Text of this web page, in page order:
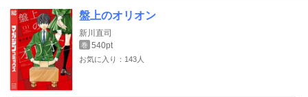
盤上のオリオン
新川直司
巻 540pt
お気に入り：143人